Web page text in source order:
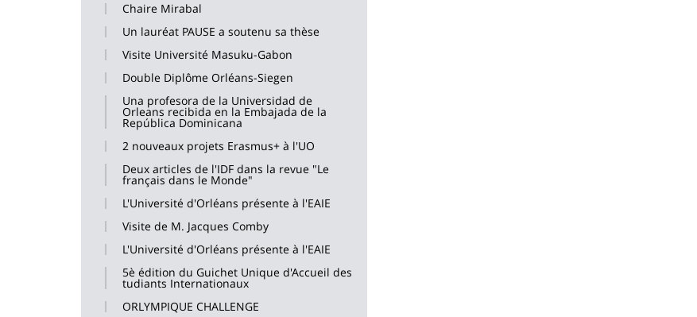
Chaire Mirabal
Un lauréat PAUSE a soutenu sa thèse
Visite Université Masuku-Gabon
Double Diplôme Orléans-Siegen
Una profesora de la Universidad de
Orleans recibida en la Embajada de la
República Dominicana
2 nouveaux projets Erasmus+ à l'UO
Deux articles de l'IDF dans la revue "Le
français dans le Monde"
L'Université d'Orléans présente à l'EAIE
Visite de M. Jacques Comby
L'Université d'Orléans présente à l'EAIE
5è édition du Guichet Unique d'Accueil des
tudiants Internationaux
ORLYMPIQUE CHALLENGE